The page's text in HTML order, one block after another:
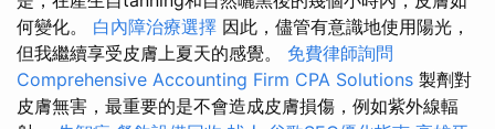
何變化。 白內障治療選擇 因此，儘管有意識地使用陽光，
但我繼續享受皮膚上夏天的感覺。 免費律師詢問
Comprehensive Accounting Firm CPA Solutions 製劑對
皮膚無害，最重要的是不會造成皮膚損傷，例如紫外線輻